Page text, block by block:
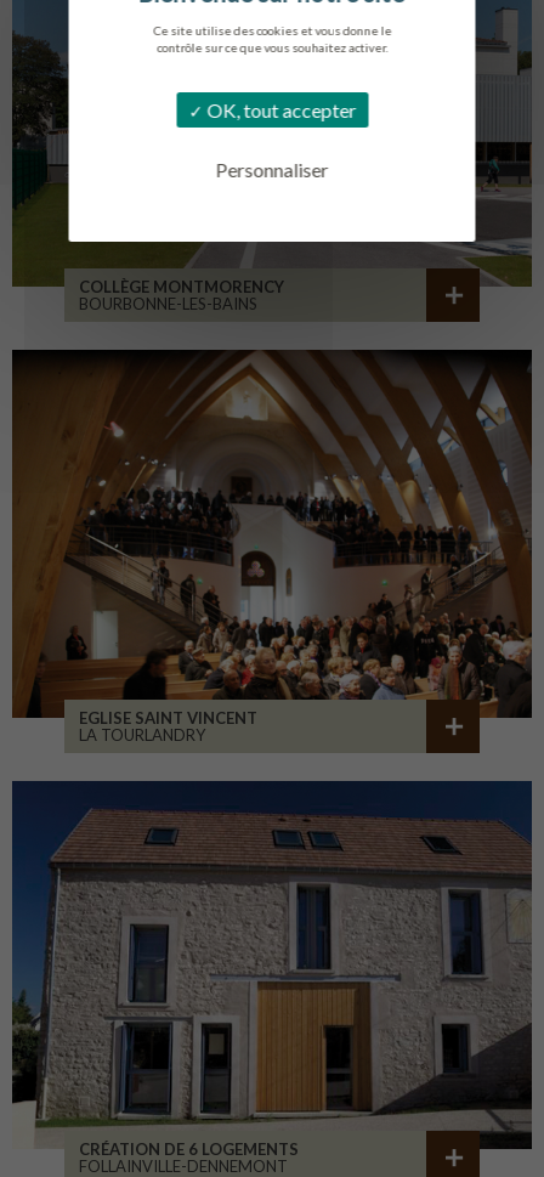
Ce site utilise des cookies et vous donne le
contrôle sur ce que vous souhaitez activer.
OK, tout accepter
Personnaliser
COLLÈGE MONTMORENCY
BOURBONNE-LES-BAINS
EGLISE SAINT VINCENT
LA TOURLANDRY
CRÉATION DE 6 LOGEMENTS
FOLLAINVILLE-DENNEMONT